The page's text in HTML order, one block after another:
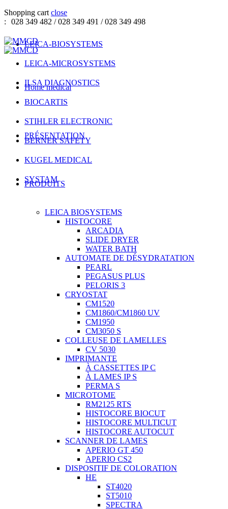
Shopping cart close
:
028 349 482 / 028 349 491 / 028 349 498
LEICA-BIOSYSTEMS
LEICA-MICROSYSTEMS
ILSA DIAGNOSTICS
BIOCARTIS
STIHLER ELECTRONIC
BERNER SAFETY
KUGEL MEDICAL
SYSTAM
Home medical
PRÉSENTATION
PRODUITS
LEICA BIOSYSTEMS
HISTOCORE
ARCADIA
SLIDE DRYER
WATER BATH
AUTOMATE DE DÉSYDRATATION
PEARL
PEGASUS PLUS
PELORIS 3
CRYOSTAT
CM1520
CM1860/CM1860 UV
CM1950
CM3050 S
COLLEUSE DE LAMELLES
CV 5030
IMPRIMANTE
À CASSETTES IP C
À LAMES IP S
PERMA S
MICROTOME
RM2125 RTS
HISTOCORE BIOCUT
HISTOCORE MULTICUT
HISTOCORE AUTOCUT
SCANNER DE LAMES
APERIO GT 450
APERIO CS2
DISPOSITIF DE COLORATION
HE
ST4020
ST5010
SPECTRA